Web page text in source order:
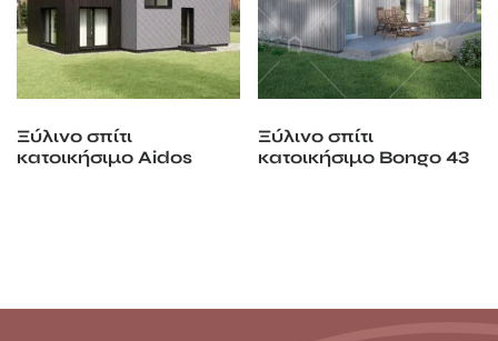
Ξύλινο σπίτι
κατοικήσιμο Aidos
Ξύλινο σπίτι
κατοικήσιμο Bongo 43